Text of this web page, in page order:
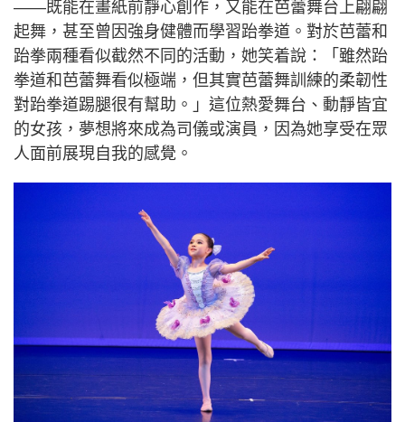
——既能在畫紙前靜心創作，又能在芭蕾舞台上翩翩
起舞，甚至曾因強身健體而學習跆拳道。對於芭蕾和
跆拳兩種看似截然不同的活動，她笑着說：「雖然跆
拳道和芭蕾舞看似極端，但其實芭蕾舞訓練的柔韌性
對跆拳道踢腿很有幫助。」這位熱愛舞台、動靜皆宜
的女孩，夢想將來成為司儀或演員，因為她享受在眾
人面前展現自我的感覺。